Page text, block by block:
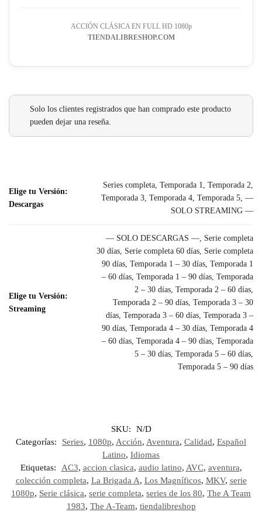
ACCIÓN CLÁSICA EN FULL HD 1080p
TIENDALIBRESHOP.COM
Solo los clientes registrados que han comprado este producto
pueden dejar una reseña.
Elige tu Versión:
Descargas
Series completa, Temporada 1, Temporada 2,
Temporada 3, Temporada 4, Temporada 5, —
SOLO STREAMING —
Elige tu Versión:
Streaming
— SOLO DESCARGAS —, Serie completa
30 días, Serie completa 60 días, Serie completa
90 días, Temporada 1 – 30 días, Temporada 1
– 60 días, Temporada 1 – 90 días, Temporada
2 – 30 días, Temporada 2 – 60 días,
Temporada 2 – 90 días, Temporada 3 – 30
días, Temporada 3 – 60 días, Temporada 3 –
90 días, Temporada 4 – 30 días, Temporada 4
– 60 días, Temporada 4 – 90 días, Temporada
5 – 30 días, Temporada 5 – 60 días,
Temporada 5 – 90 días
SKU:
N/D
Categorías:
Series, 1080p, Acción, Aventura, Calidad, Español
Latino, Idiomas
Etiquetas:
AC3, accion clasica, audio latino, AVC, aventura,
colección completa, La Brigada A, Los Magníficos, MKV, serie
1080p, Serie clásica, serie completa, series de los 80, The A Team
1983, The A-Team, tiendalibreshop